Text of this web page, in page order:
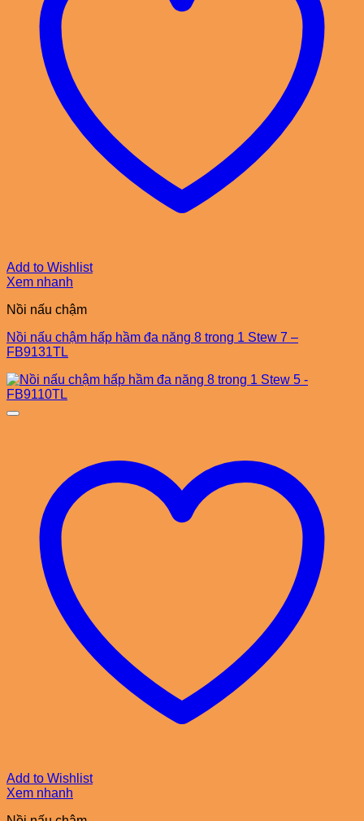
Add to Wishlist
Xem nhanh
Nồi nấu chậm
Nồi nấu chậm hấp hầm đa năng 8 trong 1 Stew 7 –
FB9131TL
Add to Wishlist
Xem nhanh